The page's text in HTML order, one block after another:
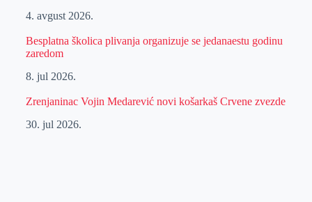
4. avgust 2026.
Besplatna školica plivanja organizuje se jedanaestu godinu
zaredom
8. jul 2026.
Zrenjaninac Vojin Medarević novi košarkaš Crvene zvezde
30. jul 2026.